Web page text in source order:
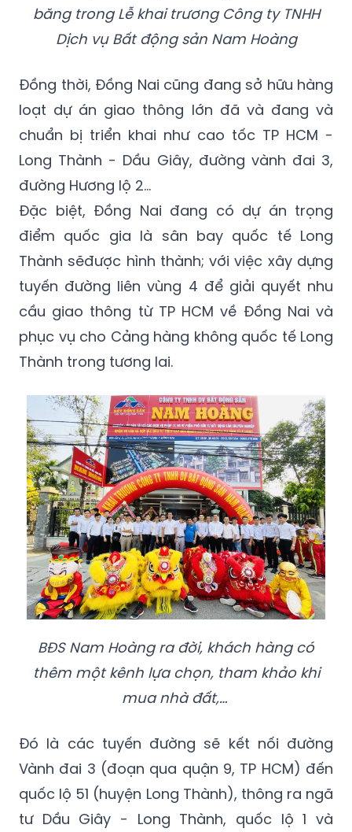
băng trong Lễ khai trương Công ty TNHH
Dịch vụ Bất động sản Nam Hoàng
Đồng thời, Đồng Nai cũng đang sở hữu hàng
loạt dự án giao thông lớn đã và đang và
chuẩn bị triển khai như cao tốc TP HCM -
Long Thành - Dầu Giây, đường vành đai 3,
đường Hương lộ 2...
Đặc biệt, Đồng Nai đang có dự án trọng
điểm quốc gia là sân bay quốc tế Long
Thành sẽđược hình thành; với việc xây dựng
tuyến đường liên vùng 4 để giải quyết nhu
cầu giao thông từ TP HCM về Đồng Nai và
phục vụ cho Cảng hàng không quốc tế Long
Thành trong tương lai.
BĐS Nam Hoàng ra đời, khách hàng có
thêm một kênh lựa chọn, tham khảo khi
mua nhà đất,…
Đó là các tuyến đường sẽ kết nối đường
Vành đai 3 (đoạn qua quận 9, TP HCM) đến
quốc lộ 51 (huyện Long Thành), thông ra ngã
tư Dầu Giây - Long Thành, quốc lộ 1 và